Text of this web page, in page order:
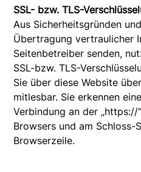
SSL- bzw. TLS-
Aus Sicherheitsgründen
Übertragung vertraulicher
Seitenbetreiber senden,
SSL-bzw. TLS-
Sie über diese Website
mitlesbar. Sie erkennen
Verbindung an der „https://
Browsers und am Schloss-
Browserzeile.